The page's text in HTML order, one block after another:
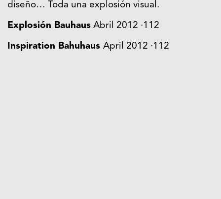
diseño… Toda una explosión visual.
Explosión Bauhaus Abril 2012 ·112
Inspiration Bahuhaus April 2012 ·112